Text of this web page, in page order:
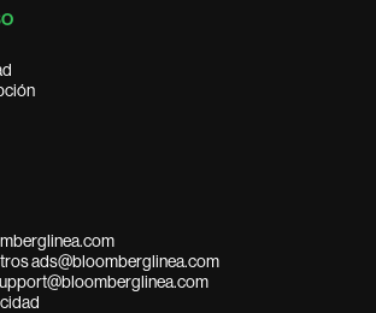
ads@bloomberglinea.com